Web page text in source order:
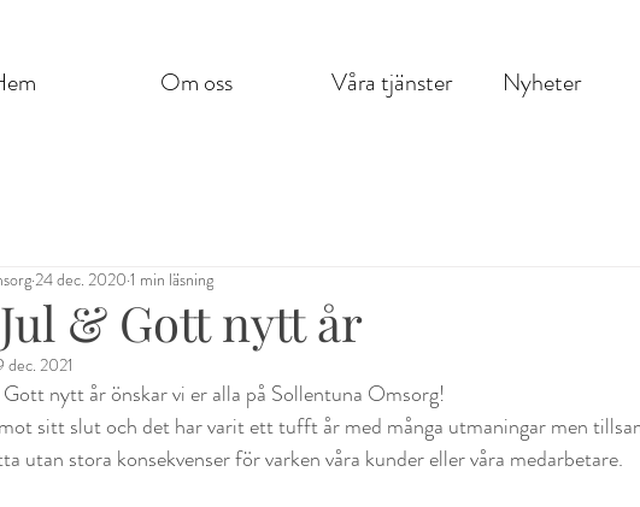
Om oss Våra tjänster Nyheter
& Gott nytt år
24 dec. 2020 1 min läsning
dec. 2021
nytt år önskar vi er alla på Sollentuna Omsorg!
sitt slut och det har varit ett tufft år med många utmaningar men
utan stora konsekvenser för varken våra kunder eller våra medarbetare.